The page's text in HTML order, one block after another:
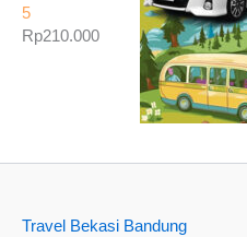
5
Rp210.000
Travel Bekasi Bandung